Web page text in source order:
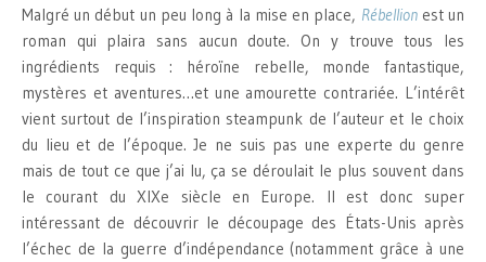
Malgré un début un peu long à la mise en place, Rébellionest un
roman qui plaira sans aucun doute. On y trouve tous les
ingrédients requis : héroïne rebelle, monde fantastique,
mystères et aventures…et une amourette contrariée. L’intérêt
vient surtout de l’inspiration steampunk de l’auteur et le choix
du lieu et de l’époque. Je ne suis pas une experte du genre
mais de tout ce que j’ai lu, ça se déroulait le plus souvent dans
le courant du XIXe siècle en Europe. Il est donc super
intéressant de découvrir le découpage des États-Unis après
l’échec de la guerre d’indépendance (notamment grâce à une